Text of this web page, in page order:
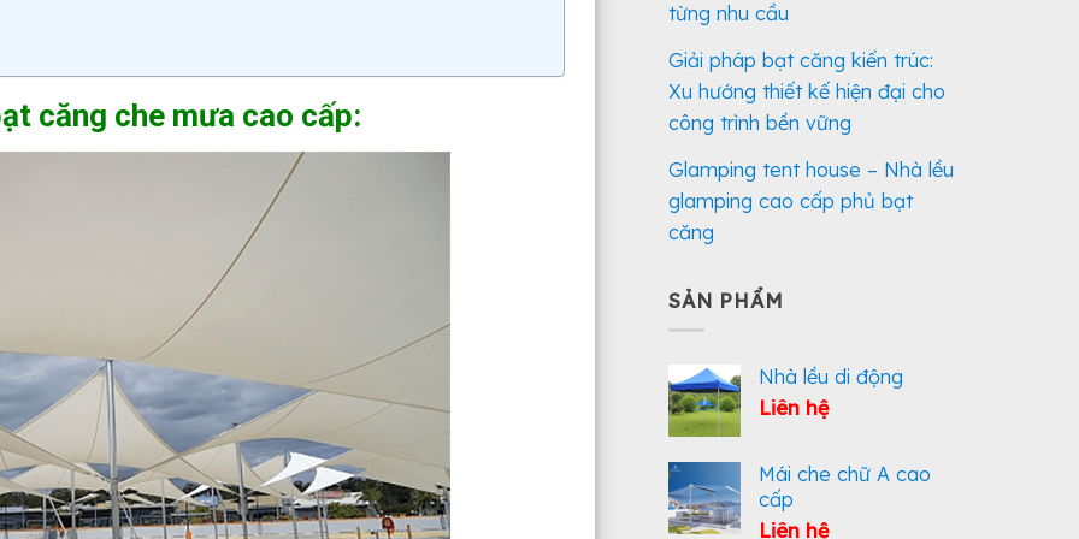
căng che mưa cao cấp:
từng nhu cầu
Giải pháp bạt căng kiến trúc:
Xu hướng thiết kế hiện đại cho
công trình bền vững
Glamping tent house – Nhà lều
glamping cao cấp phủ bạt
căng
SẢN PHẨM
Nhà lều di động
Liên hệ
Mái che chữ A cao
cấp
Liên hệ